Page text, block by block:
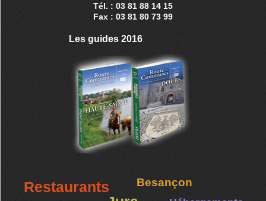
Tél. : 03 81 88 14 15
Fax : 03 81 80 73 99
Les guides 2016
Restaurants Besançon